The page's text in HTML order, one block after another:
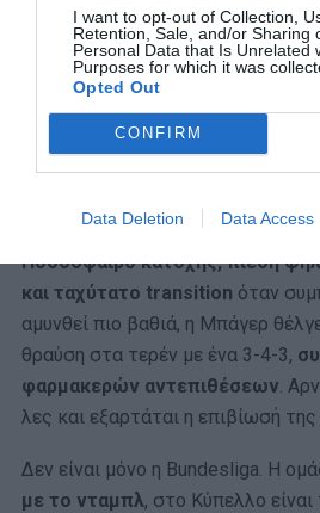
I want to opt-out of Collection,
Retention, Sale, and/or Sharing
Personal Data that Is Unrelated
Purposes for which it was
Opted Out
CONFIRM
Data Deletion Data Access
Ποδόσφαιρο κατοχής, πίεση
και ταχύτατο transition όταν
αμυνθεί πιο βαθιά, η Μπάγερ
θραύση στα τερέν με ένα 3-4-3,
φαρμακερών αντεπιθέσεων .
λες και εξαρτάται η επιβίωσή
Δεν είναι μόνο η Bundesliga. Η
με το νταμπλ, στο Κύπελλο